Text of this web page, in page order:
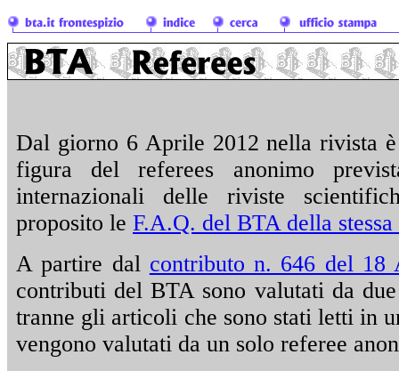
Dal giorno 6 Aprile 2012 nella rivista
figura del referees anonimo
internazionali delle riviste
proposito le F.A.Q. del BTA della stessa
A partire dal contributo n. 646 del 18
contributi del BTA sono valutati da
tranne gli articoli che sono stati letti in
vengono valutati da un solo referee